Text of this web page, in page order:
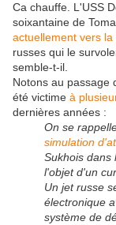
Ca chauffe. L'USS
soixantaine de
actuellement vers la
russes qui le
semble-t-il.
Notons au passage
été victime à
dernières années :
On se
simulation
Sukhois dans
l'objet d'un
Un jet russe
électronique
système de